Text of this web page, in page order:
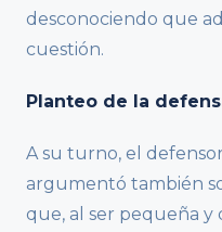
desconociendo que
cuestión.
Planteo de la
A su turno, el
argumentó también
que, al ser pequeña y